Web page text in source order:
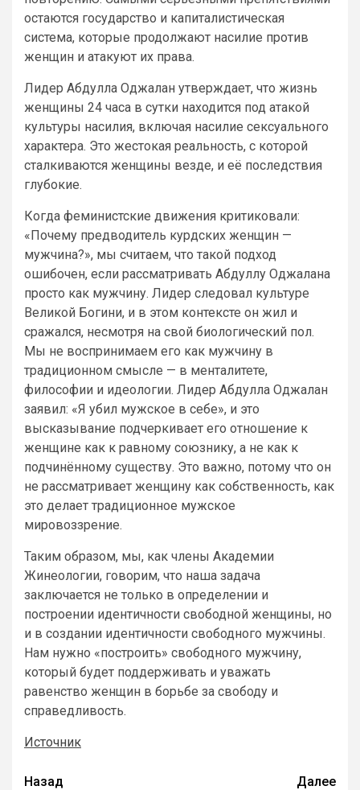
остаются государство и капиталистическая
система, которые продолжают насилие против
женщин и атакуют их права.
Лидер Абдулла Оджалан утверждает, что жизнь
женщины 24 часа в сутки находится под атакой
культуры насилия, включая насилие сексуального
характера. Это жестокая реальность, с которой
сталкиваются женщины везде, и её последствия
глубокие.
Когда феминистские движения критиковали:
«Почему предводитель курдских женщин —
мужчина?», мы считаем, что такой подход
ошибочен, если рассматривать Абдуллу Оджалана
просто как мужчину. Лидер следовал культуре
Великой Богини, и в этом контексте он жил и
сражался, несмотря на свой биологический пол.
Мы не воспринимаем его как мужчину в
традиционном смысле — в менталитете,
философии и идеологии. Лидер Абдулла Оджалан
заявил: «Я убил мужское в себе», и это
высказывание подчеркивает его отношение к
женщине как к равному союзнику, а не как к
подчинённому существу. Это важно, потому что он
не рассматривает женщину как собственность, как
это делает традиционное мужское
мировоззрение.
Таким образом, мы, как члены Академии
Жинеологии, говорим, что наша задача
заключается не только в определении и
построении идентичности свободной женщины, но
и в создании идентичности свободного мужчины.
Нам нужно «построить» свободного мужчину,
который будет поддерживать и уважать
равенство женщин в борьбе за свободу и
справедливость.
Источник
Назад
Далее